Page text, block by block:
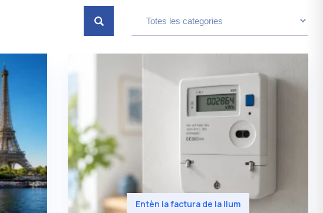
Entèn la factura de la llum